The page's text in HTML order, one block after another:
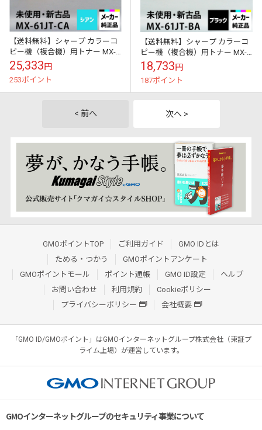
【送料無料】シャープ カラーコ
ピー機（複合機）用トナー MX-
61JT-CA （シアン）適合機種：
MX-2630FN MX-26...
25,333円
253ポイント
【送料無料】シャープ カラーコ
ピー機（複合機）用トナー MX-
61JT-BA （ブラック）適合機
種：MX-2630FN MX-26...
18,733円
187ポイント
< 前へ 次へ >
GMOポイントTOP ご利用ガイド
GMO IDとは
ためる・つかう
GMOポイントアンケート
GMOポイントモール
ポイント通帳 GMO ID設定
ヘルプ
お問い合わせ
利用規約
Cookieポリシー
プライバシーポリシー
会社概要
「GMO ID/GMOポイント」はGMOインターネットグループ株式会社（東証プ
ライム上場）が運営しています。
GMOインターネットグループのセキュリティ事業について